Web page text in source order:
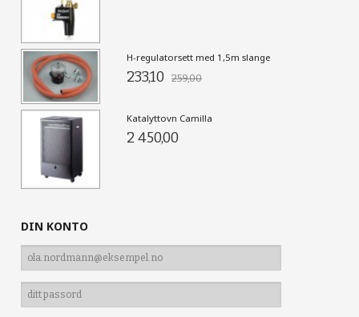
H-regulatorsett med 1,5m slange
233,10 259,00
Katalyttovn Camilla
2 450,00
DIN KONTO